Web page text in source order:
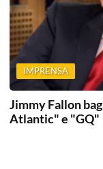
IMPRENSA
Jimmy Fallon
Atlantic" e "GQ"